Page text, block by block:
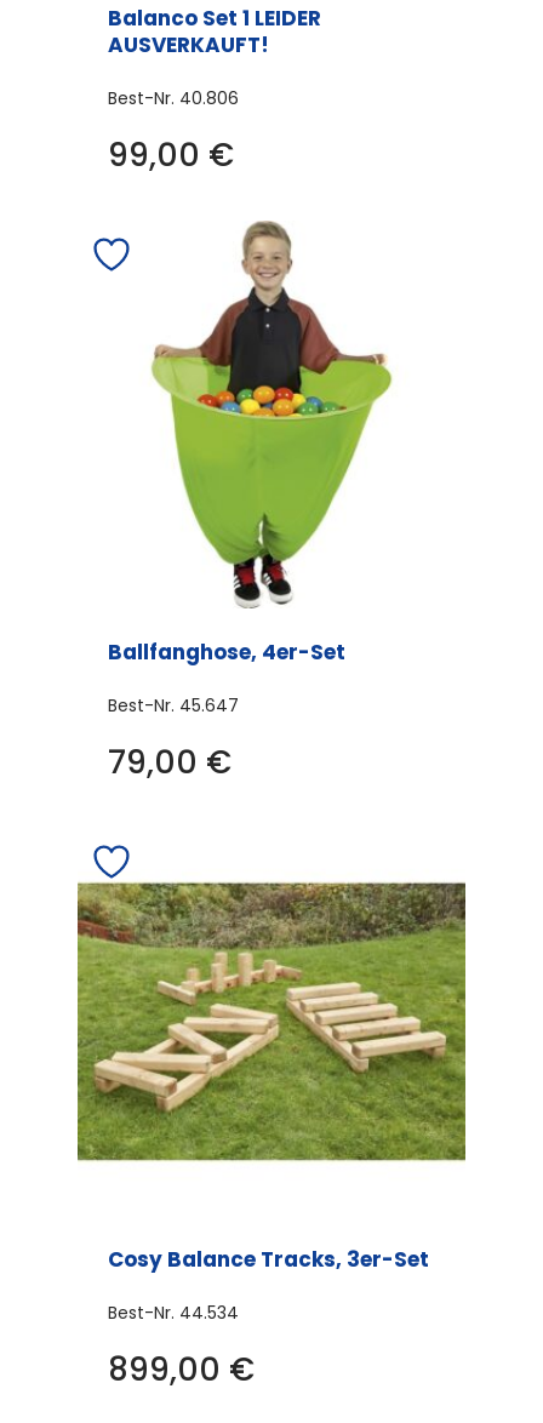
Balanco Set 1 LEIDER
AUSVERKAUFT!
Best-Nr. 40.806
99,00 €
Ballfanghose, 4er-Set
Best-Nr. 45.647
79,00 €
Cosy Balance Tracks, 3er-Set
Best-Nr. 44.534
899,00 €